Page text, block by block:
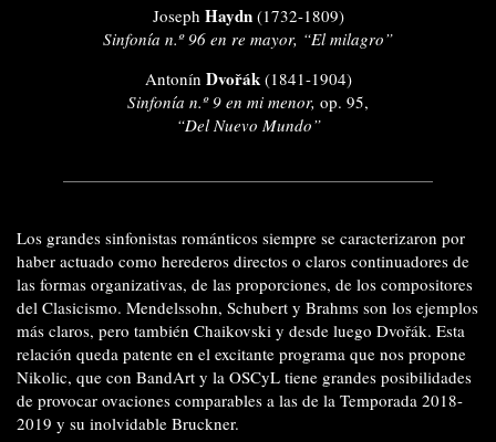
Joseph Haydn (1732-1809)
Sinfonía n.º 96 en re mayor, “El milagro”
Antonín Dvořák (1841-1904)
Sinfonía n.º 9 en mi menor, op. 95,
“Del Nuevo Mundo”
Los grandes sinfonistas románticos siempre se caracterizaron por
haber actuado como herederos directos o claros continuadores de
las formas organizativas, de las proporciones, de los compositores
del Clasicismo. Mendelssohn, Schubert y Brahms son los ejemplos
más claros, pero también Chaikovski y desde luego Dvořák. Esta
relación queda patente en el excitante programa que nos propone
Nikolic, que con BandArt y la OSCyL tiene grandes posibilidades
de provocar ovaciones comparables a las de la Temporada 2018-
2019 y su inolvidable Bruckner.